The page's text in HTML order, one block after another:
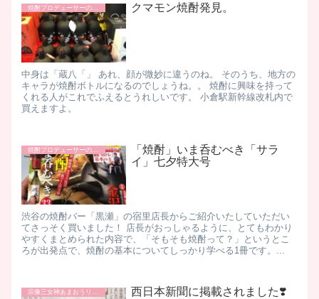
クマモン焼酎発見。
中身は「蔵八「」 あれ、顔が微妙に違うのね。 そのうち、地方の
キャラが焼酎ボトルになるのでしょうね。。 焼酎に興味を持って
くれる人がこれでふえるとうれしいです。 小倉駅新幹線改札内で
買えますよ。
「焼酎」いま呑むべき「サラ
イ」七夕特大号
渋谷の焼酎バー「黒瀬」の宿里店長からご紹介いたしていただい
てさっそく買いました！ 店長がおっしゃるように、とてもわかり
やすくまとめられた内容で、「そもそも焼酎って？」というとこ
ろが出発点で、焼酎の基本についてしっかり学べる1冊です。...
西日本新聞に掲載されました❣️